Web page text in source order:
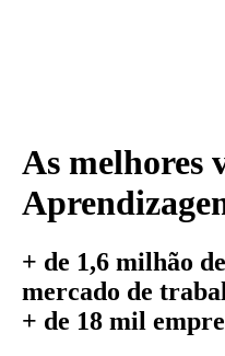
As melhores
+ de 1,6 milhão
mercado de
+ de 18 mil